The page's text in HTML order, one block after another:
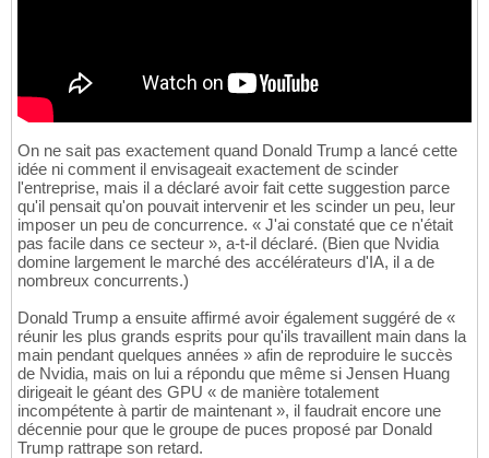
On ne sait pas exactement quand Donald Trump a lancé cette
idée ni comment il envisageait exactement de scinder
l'entreprise, mais il a déclaré avoir fait cette suggestion parce
qu'il pensait qu'on pouvait intervenir et les scinder un peu, leur
imposer un peu de concurrence. « J'ai constaté que ce n'était
pas facile dans ce secteur », a-t-il déclaré. (Bien que Nvidia
domine largement le marché des accélérateurs d'IA, il a de
nombreux concurrents.)
Donald Trump a ensuite affirmé avoir également suggéré de «
réunir les plus grands esprits pour qu'ils travaillent main dans la
main pendant quelques années » afin de reproduire le succès
de Nvidia, mais on lui a répondu que même si Jensen Huang
dirigeait le géant des GPU « de manière totalement
incompétente à partir de maintenant », il faudrait encore une
décennie pour que le groupe de puces proposé par Donald
Trump rattrape son retard.